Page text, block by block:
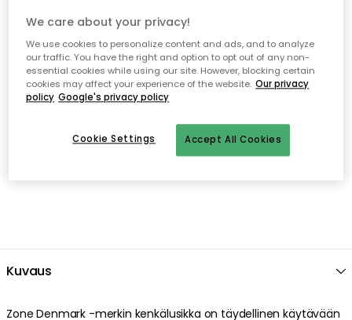
Varastossa
Ilmainen toimitus yli 79 €*
Nopeat ja joustavat toimitukset
Avoin palautusoikeus 30 päivän ajan
We care about your privacy!
We use cookies to personalize content and ads, and to analyze
our traffic. You have the right and option to opt out of any non-
essential cookies while using our site. However, blocking certain
cookies may affect your experience of the website. Our privacy
policy Google's privacy policy
Accept All Cookies
Cookie Settings